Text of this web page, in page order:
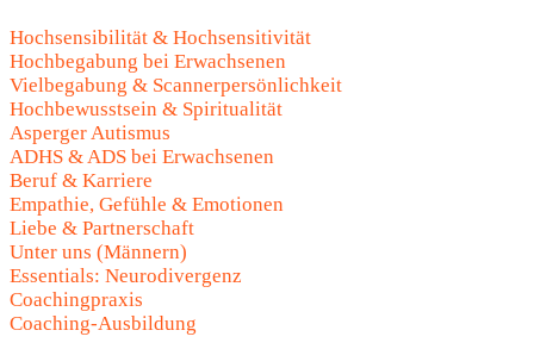
Hochsensibilität & Hochsensitivität
Hochbegabung bei Erwachsenen
Vielbegabung & Scannerpersönlichkeit
Hochbewusstsein & Spiritualität
Asperger Autismus
ADHS & ADS bei Erwachsenen
Beruf & Karriere
Empathie, Gefühle & Emotionen
Liebe & Partnerschaft
Unter uns (Männern)
Essentials: Neurodivergenz
Coachingpraxis
Coaching-Ausbildung